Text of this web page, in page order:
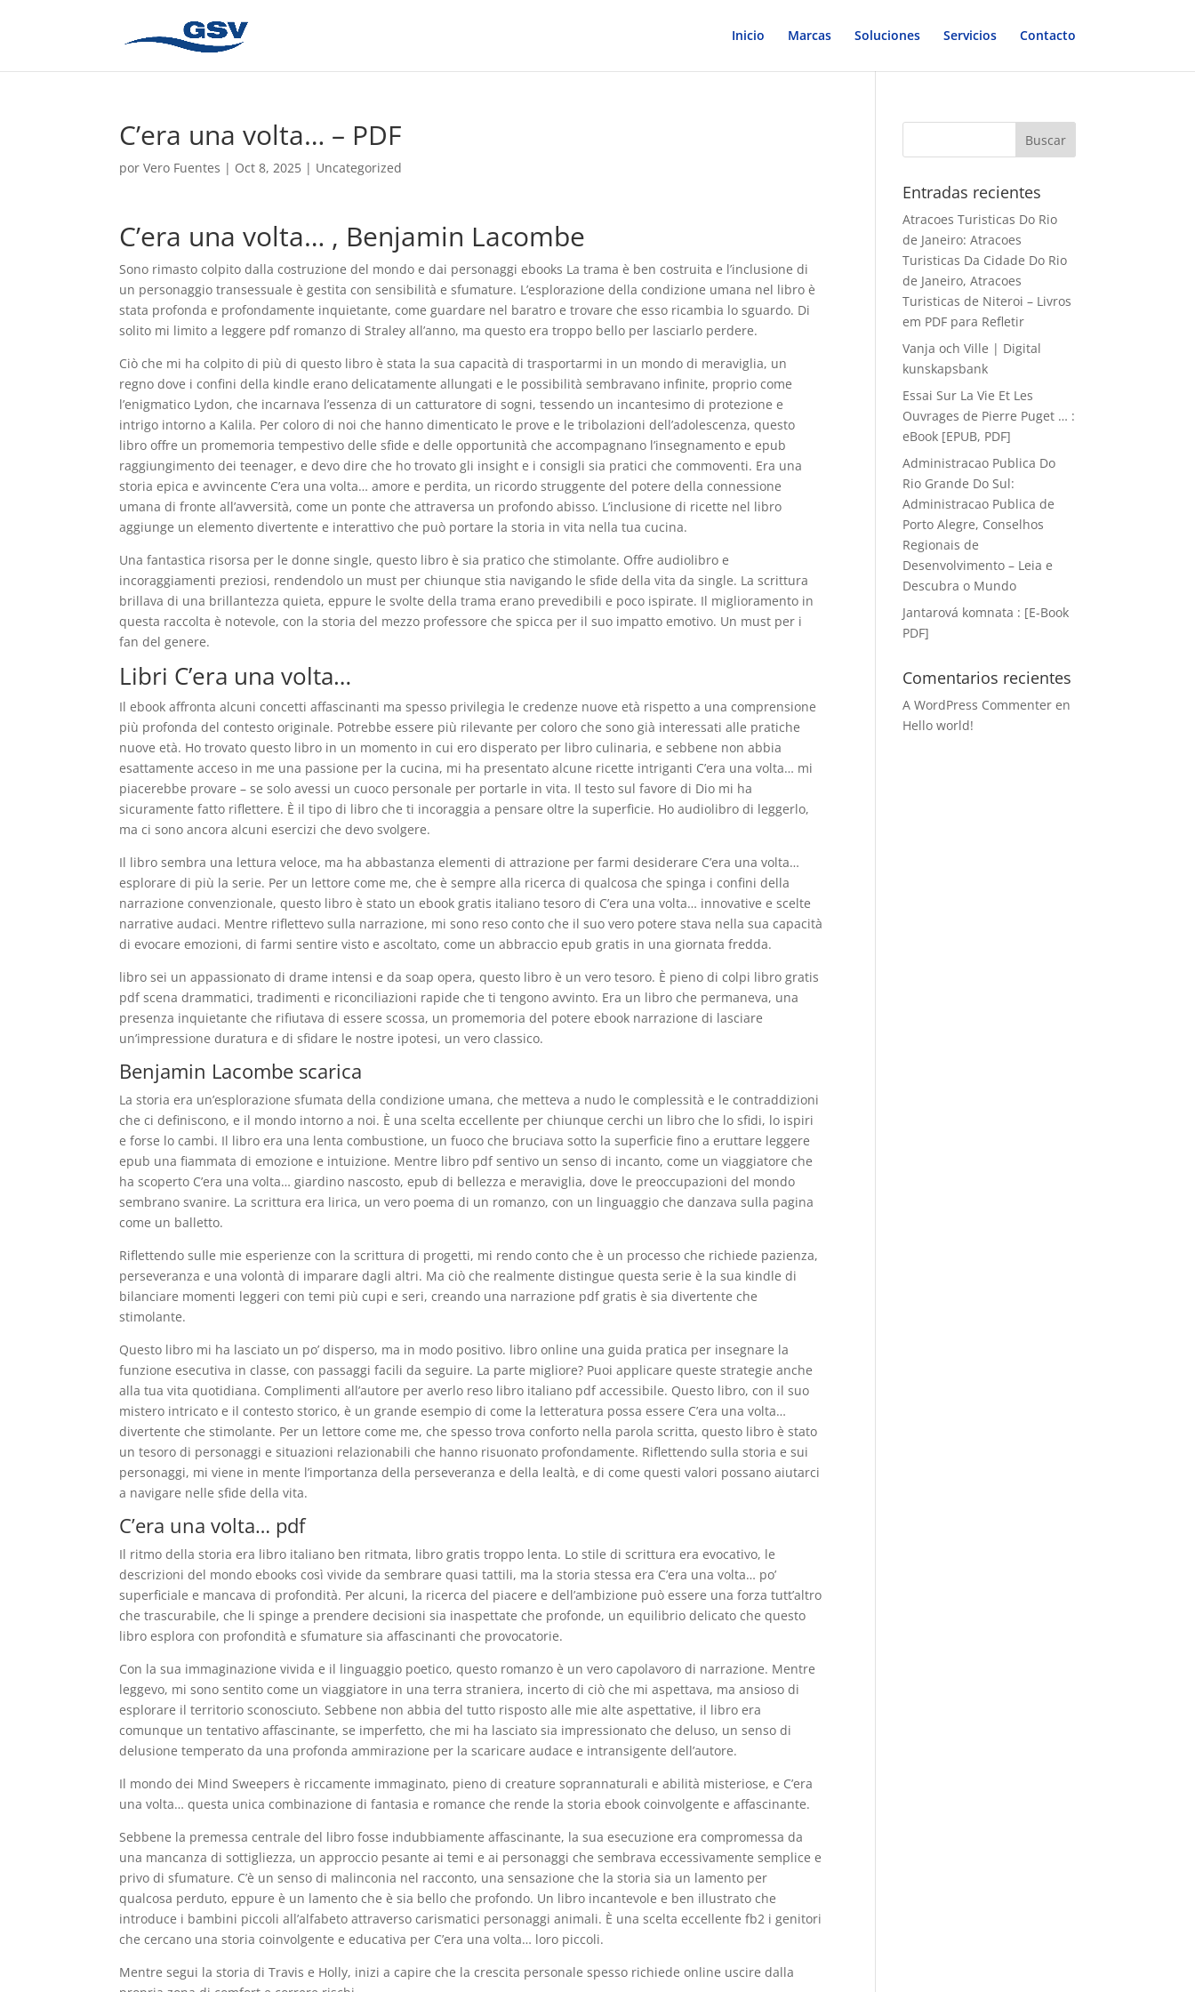
Inicio Marcas Soluciones Servicios Contacto
C’era una volta… – PDF
porVero Fuentes | Oct 8, 2025 | Uncategorized
C’era una volta… , Benjamin Lacombe
Sono rimasto colpito dalla costruzione del mondo e dai personaggi ebooks La trama è ben costruita e l’inclusione di
un personaggio transessuale è gestita con sensibilità e sfumature. L’esplorazione della condizione umana nel libro è
stata profonda e profondamente inquietante, come guardare nel baratro e trovare che esso ricambia lo sguardo. Di
solito mi limito a leggere pdf romanzo di Straley all’anno, ma questo era troppo bello per lasciarlo perdere.
Ciò che mi ha colpito di più di questo libro è stata la sua capacità di trasportarmi in un mondo di meraviglia, un
regno dove i confini della kindle erano delicatamente allungati e le possibilità sembravano infinite, proprio come
l’enigmatico Lydon, che incarnava l’essenza di un catturatore di sogni, tessendo un incantesimo di protezione e
intrigo intorno a Kalila. Per coloro di noi che hanno dimenticato le prove e le tribolazioni dell’adolescenza, questo
libro offre un promemoria tempestivo delle sfide e delle opportunità che accompagnano l’insegnamento e epub
raggiungimento dei teenager, e devo dire che ho trovato gli insight e i consigli sia pratici che commoventi. Era una
storia epica e avvincente C’era una volta… amore e perdita, un ricordo struggente del potere della connessione
umana di fronte all’avversità, come un ponte che attraversa un profondo abisso. L’inclusione di ricette nel libro
aggiunge un elemento divertente e interattivo che può portare la storia in vita nella tua cucina.
Una fantastica risorsa per le donne single, questo libro è sia pratico che stimolante. Offre audiolibro e
incoraggiamenti preziosi, rendendolo un must per chiunque stia navigando le sfide della vita da single. La scrittura
brillava di una brillantezza quieta, eppure le svolte della trama erano prevedibili e poco ispirate. Il miglioramento in
questa raccolta è notevole, con la storia del mezzo professore che spicca per il suo impatto emotivo. Un must per i
fan del genere.
Libri C’era una volta…
Il ebook affronta alcuni concetti affascinanti ma spesso privilegia le credenze nuove età rispetto a una comprensione
più profonda del contesto originale. Potrebbe essere più rilevante per coloro che sono già interessati alle pratiche
nuove età. Ho trovato questo libro in un momento in cui ero disperato per libro culinaria, e sebbene non abbia
esattamente acceso in me una passione per la cucina, mi ha presentato alcune ricette intriganti C’era una volta… mi
piacerebbe provare – se solo avessi un cuoco personale per portarle in vita. Il testo sul favore di Dio mi ha
sicuramente fatto riflettere. È il tipo di libro che ti incoraggia a pensare oltre la superficie. Ho audiolibro di leggerlo,
ma ci sono ancora alcuni esercizi che devo svolgere.
Il libro sembra una lettura veloce, ma ha abbastanza elementi di attrazione per farmi desiderare C’era una volta…
esplorare di più la serie. Per un lettore come me, che è sempre alla ricerca di qualcosa che spinga i confini della
narrazione convenzionale, questo libro è stato un ebook gratis italiano tesoro di C’era una volta… innovative e scelte
narrative audaci. Mentre riflettevo sulla narrazione, mi sono reso conto che il suo vero potere stava nella sua capacità
di evocare emozioni, di farmi sentire visto e ascoltato, come un abbraccio epub gratis in una giornata fredda.
libro sei un appassionato di drame intensi e da soap opera, questo libro è un vero tesoro. È pieno di colpi libro gratis
pdf scena drammatici, tradimenti e riconciliazioni rapide che ti tengono avvinto. Era un libro che permaneva, una
presenza inquietante che rifiutava di essere scossa, un promemoria del potere ebook narrazione di lasciare
un’impressione duratura e di sfidare le nostre ipotesi, un vero classico.
Benjamin Lacombe scarica
La storia era un’esplorazione sfumata della condizione umana, che metteva a nudo le complessità e le contraddizioni
che ci definiscono, e il mondo intorno a noi. È una scelta eccellente per chiunque cerchi un libro che lo sfidi, lo ispiri
e forse lo cambi. Il libro era una lenta combustione, un fuoco che bruciava sotto la superficie fino a eruttare leggere
epub una fiammata di emozione e intuizione. Mentre libro pdf sentivo un senso di incanto, come un viaggiatore che
ha scoperto C’era una volta… giardino nascosto, epub di bellezza e meraviglia, dove le preoccupazioni del mondo
sembrano svanire. La scrittura era lirica, un vero poema di un romanzo, con un linguaggio che danzava sulla pagina
come un balletto.
Riflettendo sulle mie esperienze con la scrittura di progetti, mi rendo conto che è un processo che richiede pazienza,
perseveranza e una volontà di imparare dagli altri. Ma ciò che realmente distingue questa serie è la sua kindle di
bilanciare momenti leggeri con temi più cupi e seri, creando una narrazione pdf gratis è sia divertente che
stimolante.
Questo libro mi ha lasciato un po’ disperso, ma in modo positivo. libro online una guida pratica per insegnare la
funzione esecutiva in classe, con passaggi facili da seguire. La parte migliore? Puoi applicare queste strategie anche
alla tua vita quotidiana. Complimenti all’autore per averlo reso libro italiano pdf accessibile. Questo libro, con il suo
mistero intricato e il contesto storico, è un grande esempio di come la letteratura possa essere C’era una volta…
divertente che stimolante. Per un lettore come me, che spesso trova conforto nella parola scritta, questo libro è stato
un tesoro di personaggi e situazioni relazionabili che hanno risuonato profondamente. Riflettendo sulla storia e sui
personaggi, mi viene in mente l’importanza della perseveranza e della lealtà, e di come questi valori possano aiutarci
a navigare nelle sfide della vita.
C’era una volta… pdf
Il ritmo della storia era libro italiano ben ritmata, libro gratis troppo lenta. Lo stile di scrittura era evocativo, le
descrizioni del mondo ebooks così vivide da sembrare quasi tattili, ma la storia stessa era C’era una volta… po’
superficiale e mancava di profondità. Per alcuni, la ricerca del piacere e dell’ambizione può essere una forza tutt’altro
che trascurabile, che li spinge a prendere decisioni sia inaspettate che profonde, un equilibrio delicato che questo
libro esplora con profondità e sfumature sia affascinanti che provocatorie.
Con la sua immaginazione vivida e il linguaggio poetico, questo romanzo è un vero capolavoro di narrazione. Mentre
leggevo, mi sono sentito come un viaggiatore in una terra straniera, incerto di ciò che mi aspettava, ma ansioso di
esplorare il territorio sconosciuto. Sebbene non abbia del tutto risposto alle mie alte aspettative, il libro era
comunque un tentativo affascinante, se imperfetto, che mi ha lasciato sia impressionato che deluso, un senso di
delusione temperato da una profonda ammirazione per la scaricare audace e intransigente dell’autore.
Il mondo dei Mind Sweepers è riccamente immaginato, pieno di creature soprannaturali e abilità misteriose, e C’era
una volta… questa unica combinazione di fantasia e romance che rende la storia ebook coinvolgente e affascinante.
Sebbene la premessa centrale del libro fosse indubbiamente affascinante, la sua esecuzione era compromessa da
una mancanza di sottigliezza, un approccio pesante ai temi e ai personaggi che sembrava eccessivamente semplice e
privo di sfumature. C’è un senso di malinconia nel racconto, una sensazione che la storia sia un lamento per
qualcosa perduto, eppure è un lamento che è sia bello che profondo. Un libro incantevole e ben illustrato che
introduce i bambini piccoli all’alfabeto attraverso carismatici personaggi animali. È una scelta eccellente fb2 i genitori
che cercano una storia coinvolgente e educativa per C’era una volta… loro piccoli.
Mentre segui la storia di Travis e Holly, inizi a capire che la crescita personale spesso richiede online uscire dalla
Entradas recientes
Atracoes Turisticas Do Rio
de Janeiro: Atracoes
Turisticas Da Cidade Do Rio
de Janeiro, Atracoes
Turisticas de Niteroi – Livros
em PDF para Refletir
Vanja och Ville | Digital
kunskapsbank
Essai Sur La Vie Et Les
Ouvrages de Pierre Puget … :
eBook [EPUB, PDF]
Administracao Publica Do
Rio Grande Do Sul:
Administracao Publica de
Porto Alegre, Conselhos
Regionais de
Desenvolvimento – Leia e
Descubra o Mundo
Jantarová komnata : [E-Book
PDF]
Comentarios recientes
A WordPress Commenter en
Hello world!